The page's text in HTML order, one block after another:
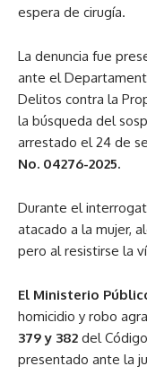
espera de cirugía.
La denuncia fue
ante el
Delitos contra la
la búsqueda del
arrestado el 24 de
No. 04276-2025.
Durante el
atacado a la mujer,
pero al resistirse la
El Ministerio
homicidio y robo
379 y 382 del
presentado ante la